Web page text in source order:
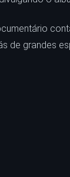
de grandes